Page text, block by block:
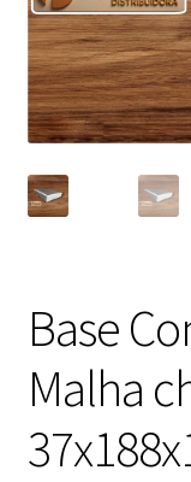
Base
Malha